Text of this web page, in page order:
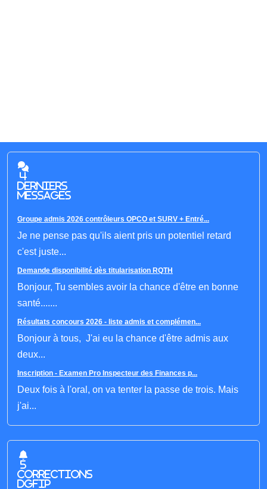
4
derniers
messages
Groupe admis 2026 contrôleurs OPCO et SURV + Entré...
Je ne pense pas qu'ils aient pris un potentiel retard
c'est juste...
Demande disponibilité dès titularisation RQTH
Bonjour, Tu sembles avoir la chance d'être en bonne
santé.......
Résultats concours 2026 - liste admis et complémen...
Bonjour à tous, J'ai eu la chance d'être admis aux
deux...
Inscription - Examen Pro Inspecteur des Finances p...
Deux fois à l'oral, on va tenter la passe de trois. Mais
j'ai...
5
corrections
DGFIP